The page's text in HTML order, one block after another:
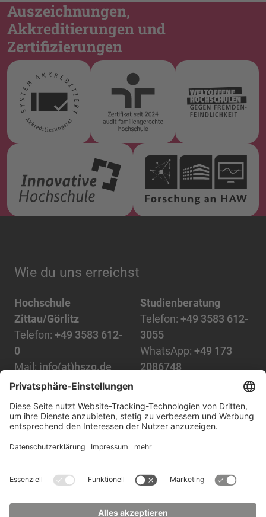
Auszeichnungen,
Akkreditierungen und
Zertifizierungen
Wie du uns erreichst
Hochschule
Zittau/Görlitz
Telefon: +49 3583 612-
0
Mail: info(at)hszg.de
Studienberatung
Telefon: +49 3583 612-
3055
WhatsApp: +49 173
2086748
Alle StudiengängeDatenschutz
ImpressumBarrierefreiheitPresse